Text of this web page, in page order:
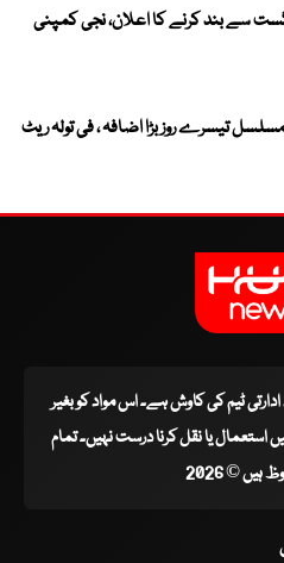
بس سروس 11 اگست سے بند کرنے کا اعلان، نجی کمپنی
تیسرے روز بڑا اضافہ ، فی تولہ ریٹ
ادارتی ٹیم کی کاوش ہے۔ اس مواد کو بغیر
یا نقل کرنا درست نہیں۔ تمام
© 2026